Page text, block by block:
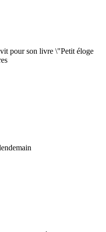
pour son livre \"Petit éloge